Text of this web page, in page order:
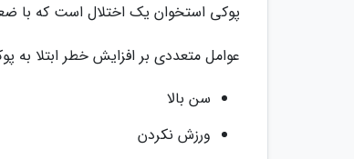
پوکی استخوان یک اختلال است که
عوامل متعددی بر افزایش خطر ابتلا به
سن بالا
ورزش نکردن